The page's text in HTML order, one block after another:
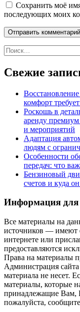
Сохранить моё
последующих моих
Найти:
Свежие
комфорт
Роскошь в
аренду премиум
и мероприятий
Адаптация
людям с
Особенности
передач: что
Бензиновый
счетов и куда
Информация для
Все материалы на
источников — имеют
интернете или
предоставляются
Права на материалы
Администрация сайта
материала не несет.
материалы, которые
принадлежащие Вам,
пожалуйста,